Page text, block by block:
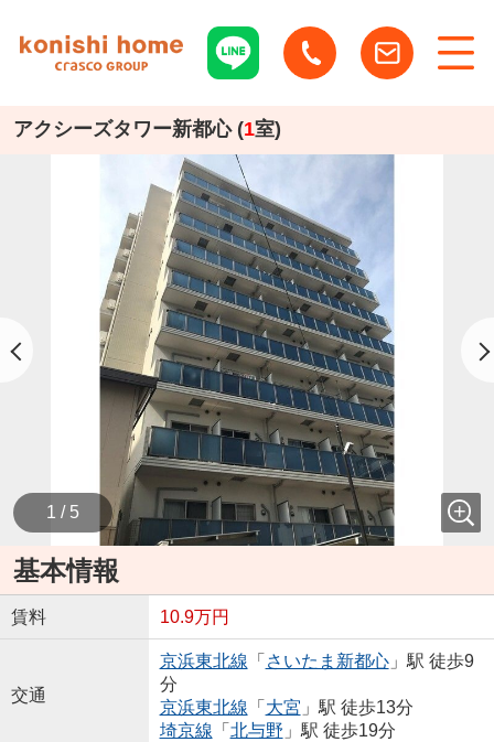
アクシーズタワー新都心 (1室)
1 / 5
基本情報
賃料 10.9万円
交通
京浜東北線 「 さいたま新都心」駅 徒歩9
分
京浜東北線 「 大宮 」駅 徒歩13分
埼京線 「 北与野 」駅 徒歩19分